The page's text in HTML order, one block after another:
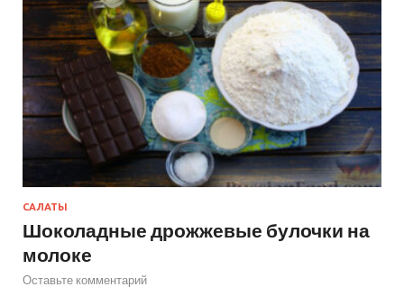
САЛАТЫ
Шоколадные дрожжевые булочки на
молоке
Оставьте комментарий